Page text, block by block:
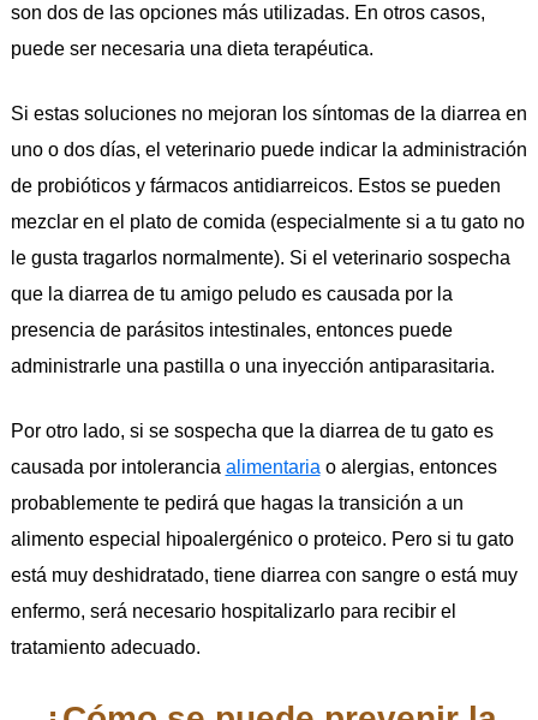
son dos de las opciones más utilizadas. En otros casos,
puede ser necesaria una dieta terapéutica.
Si estas soluciones no mejoran los síntomas de la diarrea en
uno o dos días, el veterinario puede indicar la administración
de probióticos y fármacos antidiarreicos. Estos se pueden
mezclar en el plato de comida (especialmente si a tu gato no
le gusta tragarlos normalmente). Si el veterinario sospecha
que la diarrea de tu amigo peludo es causada por la
presencia de parásitos intestinales, entonces puede
administrarle una pastilla o una inyección antiparasitaria.
Por otro lado, si se sospecha que la diarrea de tu gato es
causada por intolerancia alimentaria o alergias, entonces
probablemente te pedirá que hagas la transición a un
alimento especial hipoalergénico o proteico. Pero si tu gato
está muy deshidratado, tiene diarrea con sangre o está muy
enfermo, será necesario hospitalizarlo para recibir el
tratamiento adecuado.